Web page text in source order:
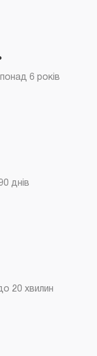
6 років
днів
20 хвилин